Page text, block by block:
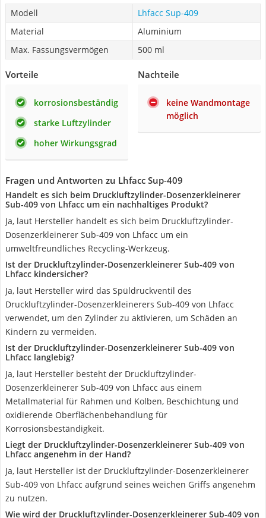
Modell
Lhfacc Sup-409
Material
Aluminium
Max. Fassungsvermögen
500 ml
Vorteile
korrosionsbeständig
starke Luftzylinder
hoher Wirkungsgrad
Nachteile
keine Wandmontage
möglich
Fragen und Antworten zu Lhfacc Sup-409
Handelt es sich beim Druckluftzylinder-Dosenzerkleinerer
Sub-409 von Lhfacc um ein nachhaltiges Produkt?
Ja, laut Hersteller handelt es sich beim Druckluftzylinder-
Dosenzerkleinerer Sub-409 von Lhfacc um ein
umweltfreundliches Recycling-Werkzeug.
Ist der Druckluftzylinder-Dosenzerkleinerer Sub-409 von
Lhfacc kindersicher?
Ja, laut Hersteller wird das Spüldruckventil des
Druckluftzylinder-Dosenzerkleinerers Sub-409 von Lhfacc
verwendet, um den Zylinder zu aktivieren, um Schäden an
Kindern zu vermeiden.
Ist der Druckluftzylinder-Dosenzerkleinerer Sub-409 von
Lhfacc langlebig?
Ja, laut Hersteller besteht der Druckluftzylinder-
Dosenzerkleinerer Sub-409 von Lhfacc aus einem
Metallmaterial für Rahmen und Kolben, Beschichtung und
oxidierende Oberflächenbehandlung für
Korrosionsbeständigkeit.
Liegt der Druckluftzylinder-Dosenzerkleinerer Sub-409 von
Lhfacc angenehm in der Hand?
Ja, laut Hersteller ist der Druckluftzylinder-Dosenzerkleinerer
Sub-409 von Lhfacc aufgrund seines weichen Griffs angenehm
zu nutzen.
Wie wird der Druckluftzylinder-Dosenzerkleinerer Sub-409 von